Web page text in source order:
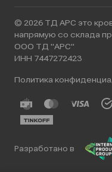
© 2026 ТД АРС это
напрямую со склада
ООО ТД "АРС"
ИНН 7447272423
Политика
Разработано в